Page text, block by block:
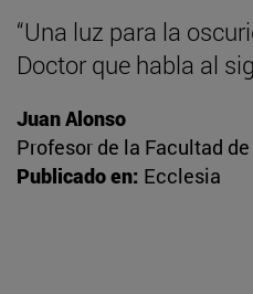
“Una luz para la
Doctor que habla al
Juan Alonso
Profesor de la Facultad
Publicado en: Ecclesia